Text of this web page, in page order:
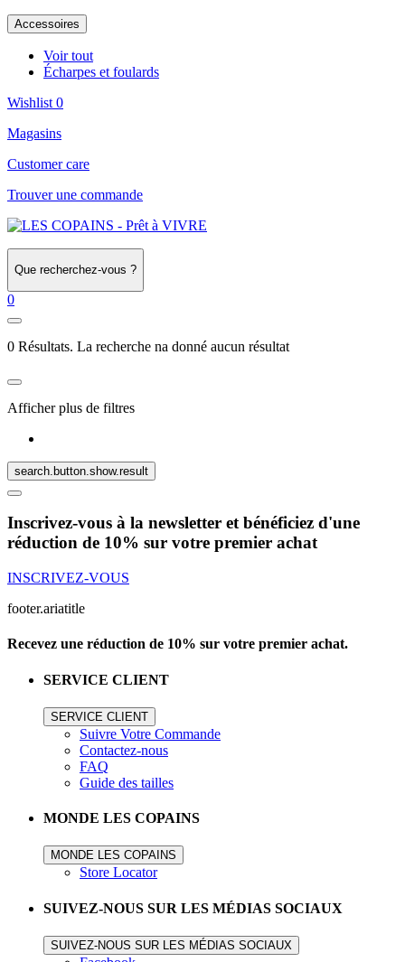
Accessoires
Voir tout
Écharpes et foulards
Wishlist 0
Magasins
Customer care
Trouver une commande
Que recherchez-vous ?
0
0 Résultats. La recherche na donné aucun résultat
Afficher plus de filtres
search.button.show.result
Inscrivez-vous à la newsletter et bénéficiez d'une
réduction de 10% sur votre premier achat
INSCRIVEZ-VOUS
footer.ariatitle
Recevez une réduction de 10% sur votre premier achat.
SERVICE CLIENT
SERVICE CLIENT
Suivre Votre Commande
Contactez-nous
FAQ
Guide des tailles
MONDE LES COPAINS
MONDE LES COPAINS
Store Locator
SUIVEZ-NOUS SUR LES MÉDIAS SOCIAUX
SUIVEZ-NOUS SUR LES MÉDIAS SOCIAUX